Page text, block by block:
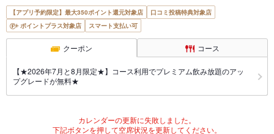
【アプリ予約限定】最大350ポイント還元対象店
口コミ投稿特典対象店
ポイントプラス対象店
スマート支払い可
クーポン コース
【★2026年7月と8月限定★】コース利用でプレミアム飲み放題のアッ
プグレードが無料★
カレンダーの更新に失敗しました。
下記ボタンを押して空席状況を更新してください。